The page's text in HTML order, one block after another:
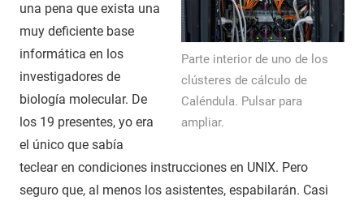
Parte interior de uno de los
clústeres de cálculo de
Caléndula. Pulsar para
ampliar.
una pena que exista una
muy deficiente base
informática en los
investigadores de
biología molecular. De
los 19 presentes, yo era
el único que sabía
teclear en condiciones instrucciones en UNIX. Pero
seguro que, al menos los asistentes, espabilarán. Casi